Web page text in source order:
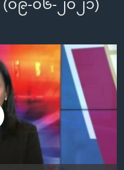
၉-၀၆-၂၀၂၁)
available